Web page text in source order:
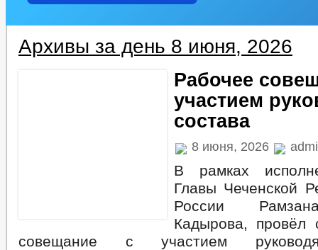
Архивы за день 8 июня, 2026
Рабочее
участием
состава
8 июня, 2026
В рамках
Главы Чеченской
России
Кадырова, провёл
совещание с участием